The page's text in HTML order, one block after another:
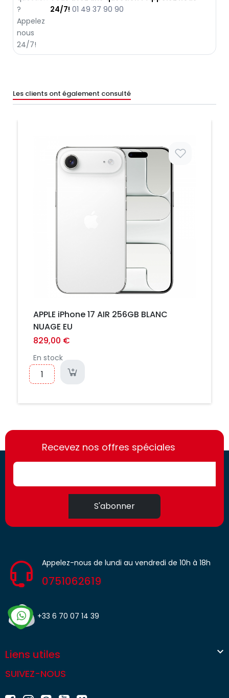
24/7! 01 49 37 90 90
Les clients ont également consulté
APPLE iPhone 17 AIR 256GB BLANC
NUAGE EU
829,00 €
En stock
https://france-
access.fr
https://france-
access.fr
Recevez nos offres spéciales
S'abonner
Appelez-nous de lundi au vendredi de 10h à 18h
0751062619
+33 6 70 07 14 39
Liens utiles 
SUIVEZ-NOUS